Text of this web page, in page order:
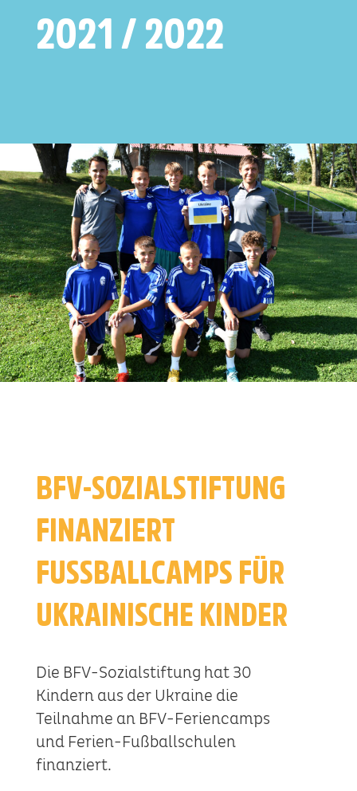
2021 / 2022
BFV-SOZIALSTIFTUNG
FINANZIERT
FUSSBALLCAMPS FÜR U
KRAINISCHE KINDER
Die BFV-Sozialstiftung hat 30
Kindern aus der Ukraine die
Teilnahme an BFV-Feriencamps
und Ferien-Fußballschulen
finanziert.